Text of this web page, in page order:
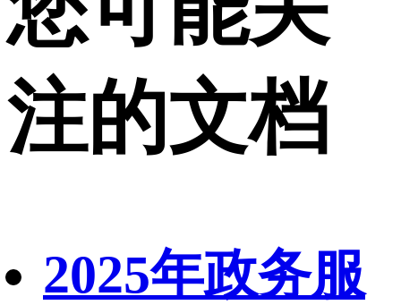
注的文档
2025年政务服